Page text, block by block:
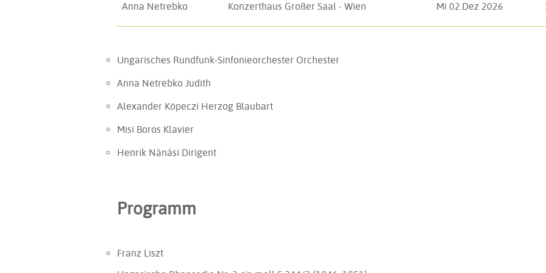
Anna Netrebko Konzerthaus Großer Saal - Wien Mi 02.Dez 2026
Ungarisches Rundfunk-Sinfonieorchester Orchester
Anna Netrebko Judith
Alexander Köpeczi Herzog Blaubart
Misi Boros Klavier
Henrik Nánási Dirigent
Programm
Franz Liszt